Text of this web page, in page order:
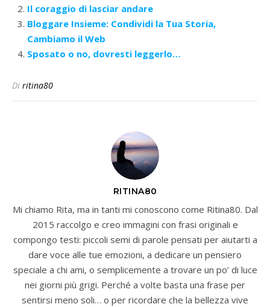
Il coraggio di lasciar andare
Bloggare Insieme: Condividi la Tua Storia,
Cambiamo il Web
Sposato o no, dovresti leggerlo…
Di ritina80
RITINA80
Mi chiamo Rita, ma in tanti mi conoscono come Ritina80. Dal
2015 raccolgo e creo immagini con frasi originali e
compongo testi: piccoli semi di parole pensati per aiutarti a
dare voce alle tue emozioni, a dedicare un pensiero
speciale a chi ami, o semplicemente a trovare un po’ di luce
nei giorni più grigi. Perché a volte basta una frase per
sentirsi meno soli… o per ricordare che la bellezza vive